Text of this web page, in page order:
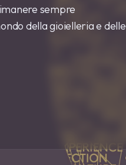
sempre
della gioielleria e delle